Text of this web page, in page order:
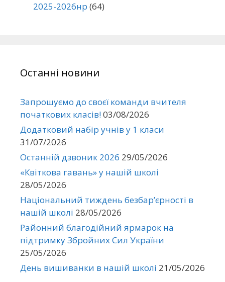
2025-2026нр (64)
Останні новини
Запрошуємо до своєї команди вчителя
початкових класів!03/08/2026
Додатковий набір учнів у 1 класи
31/07/2026
Останній дзвоник 2026 29/05/2026
«Квіткова гавань» у нашій школі
28/05/2026
Національний тиждень безбар’єрності в
нашій школі 28/05/2026
Районний благодійний ярмарок на
підтримку Збройних Сил України
25/05/2026
День вишиванки в нашій школі 21/05/2026